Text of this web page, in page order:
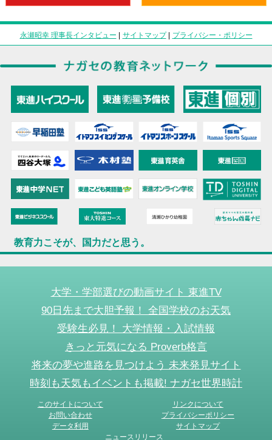
永瀬昭幸 理事長インタビュー | サイトマップ| プライバシー・ポリシー
教育力こそが、国力だと思う。
大学・学部選びの動画サイト 東進TV
90日先まで大胆予報！ 全国学校のお天気
受験生必見！ 大学情報・入試情報
きっと元気になる Proverb格言
将来の夢や進路を見つけよう 未来発見サイト
時刻も天気もイベントも掲載! ナガセ世界時計
このサイトについて
リンクについて
お問い合わせ
プライバシーポリシー
データ利用
サイトマップ
ニュースリリース